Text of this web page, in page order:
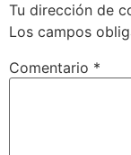
Tu dirección de
Los campos
Comentario *